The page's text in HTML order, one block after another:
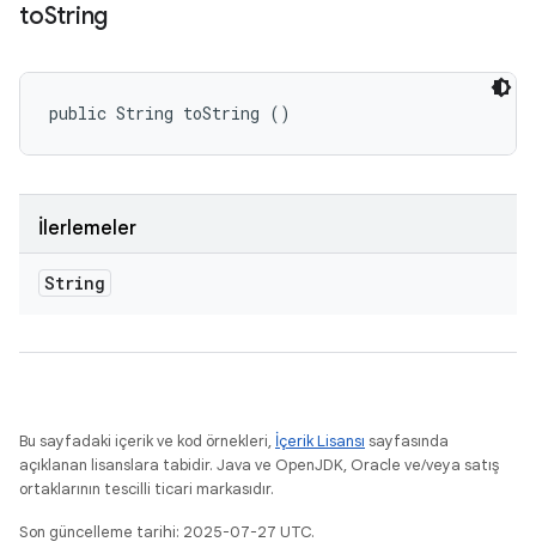
toString
public String toString ()
İlerlemeler
String
Bu sayfadaki içerik ve kod örnekleri, İçerik Lisansı sayfasında
açıklanan lisanslara tabidir. Java ve OpenJDK, Oracle ve/veya satış
ortaklarının tescilli ticari markasıdır.
Son güncelleme tarihi: 2025-07-27 UTC.